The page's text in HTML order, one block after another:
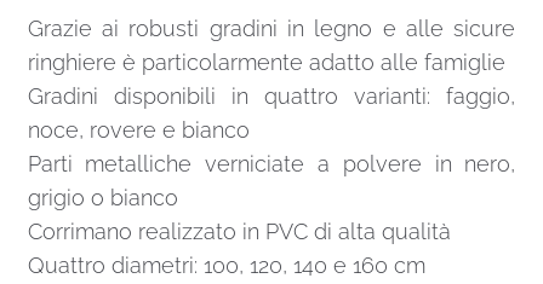
Grazie ai robusti gradini in legno e alle sicure
ringhiere è particolarmente adatto alle famiglie
Gradini disponibili in quattro varianti: faggio,
noce, rovere e bianco
Parti metalliche verniciate a polvere in nero,
grigio o bianco
Corrimano realizzato in PVC di alta qualità
Quattro diametri: 100, 120, 140 e 160 cm